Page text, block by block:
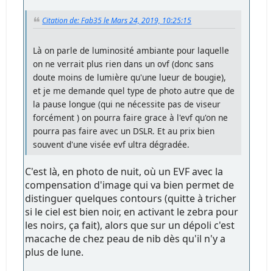
Citation de: Fab35 le Mars 24, 2019, 10:25:15
Là on parle de luminosité ambiante pour laquelle
on ne verrait plus rien dans un ovf (donc sans
doute moins de lumière qu'une lueur de bougie),
et je me demande quel type de photo autre que de
la pause longue (qui ne nécessite pas de viseur
forcément ) on pourra faire grace à l'evf qu'on ne
pourra pas faire avec un DSLR. Et au prix bien
souvent d'une visée evf ultra dégradée.
C'est là, en photo de nuit, où un EVF avec la
compensation d'image qui va bien permet de
distinguer quelques contours (quitte à tricher
si le ciel est bien noir, en activant le zebra pour
les noirs, ça fait), alors que sur un dépoli c'est
macache de chez peau de nib dès qu'il n'y a
plus de lune.